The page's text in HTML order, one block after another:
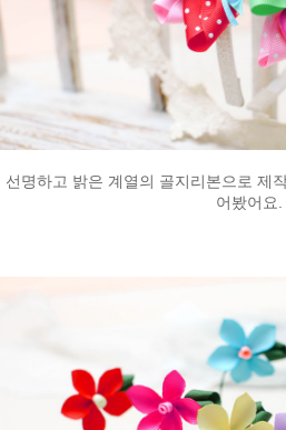
선명하고 밝은 계열의 골지리본으로 제
어봤어요.